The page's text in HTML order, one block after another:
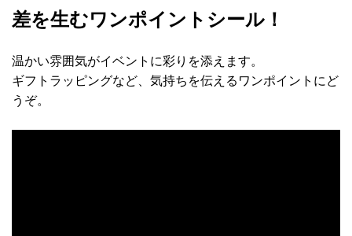
差を生むワンポイントシール！
温かい雰囲気がイベントに彩りを添えます。
ギフトラッピングなど、気持ちを伝えるワンポイントにど
うぞ。